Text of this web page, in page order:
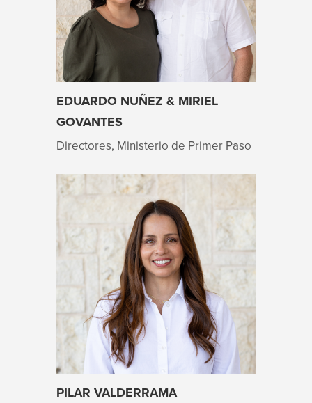
EDUARDO NUÑEZ & MIRIEL
GOVANTES
Directores, Ministerio de Primer Paso
PILAR VALDERRAMA